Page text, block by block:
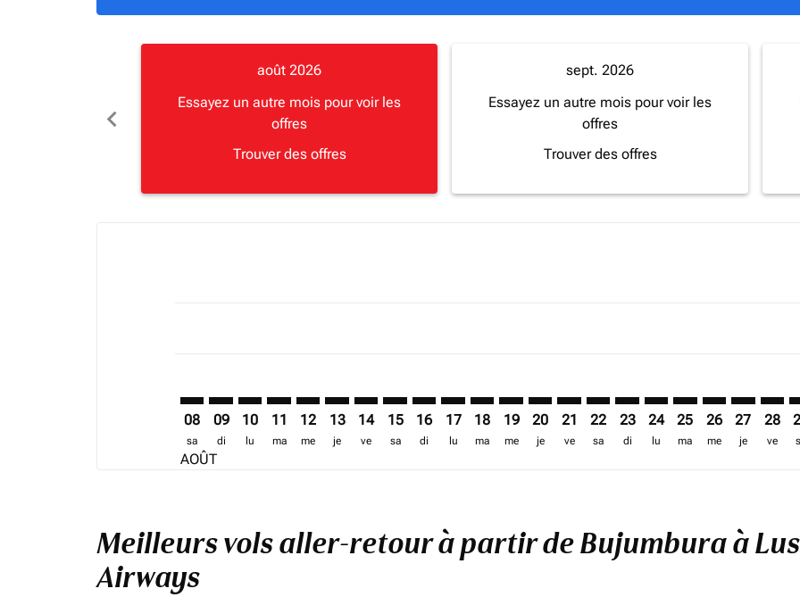
chevron_left
août 2026
Essayez un autre mois pour voir les
offres
Trouver des offres
sept. 2026
Essayez un autre mois pour voir les
offres
Trouver des offres
08
sa
AOÛT
09
di
10
lu
11
ma
12
me
13
je
14
ve
15
sa
16
di
17
lu
18
ma
BJM–LUN: cmp-view-offers-disclaimer.
19
me
BJM–LUN: cmp-view-offers-disclaimer.
20
je
BJM–LUN: cmp-view-offers-
21
ve
BJM–LUN: cmp-view-offers-
22
sa
BJM–LUN: cmp-view-
23
di
BJM–LUN: cmp-view-
24
lu
BJM–LUN: cmp-
25
ma
BJM–LUN:
26
me
27
je
28
ve
Meilleurs vols aller-retour à partir de Bujumbura à
Airways